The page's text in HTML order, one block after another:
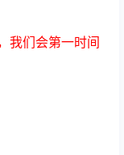
我们会第一时间